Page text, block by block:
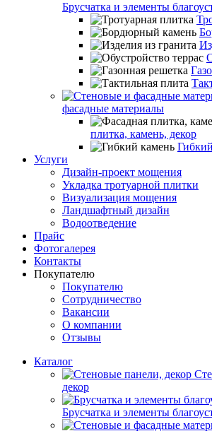
Брусчатка и элементы
фасадные материалы
плитка, камень, декор
Услуги
Дизайн-проект мощения
Укладка тротуарной плитки
Визуализация мощения
Ландшафтный дизайн
Водоотведение
Прайс
Фотогалерея
Контакты
Покупателю
Покупателю
Сотрудничество
Вакансии
О компании
Отзывы
Каталог
декор
Брусчатка и элементы